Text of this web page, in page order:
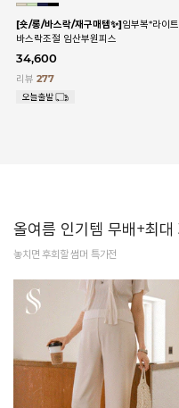
[숏/롱/바스락/재구매템✨]임부복*라이트
바스락조절 임산부원피스
34,600
리뷰 277
올여름 인기템 무배+최
놓치면 후회할 썸머 특가전